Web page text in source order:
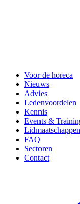
Voor de horeca
Nieuws
Advies
Ledenvoordelen
Kennis
Events &
Lidmaatschappen
FAQ
Sectoren
Contact